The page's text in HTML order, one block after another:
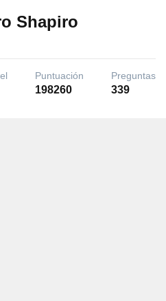
Shapiro
Puntuación
198260
Preguntas
339